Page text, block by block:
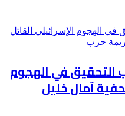
التحقيق في الهجوم
آمال خليل